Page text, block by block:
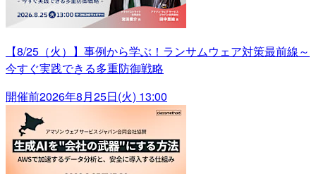
【8/25（火）】事例から学ぶ！ランサムウェア対策最前線～
今すぐ実践できる多重防御戦略
開催前2026年8月25日(火) 13:00